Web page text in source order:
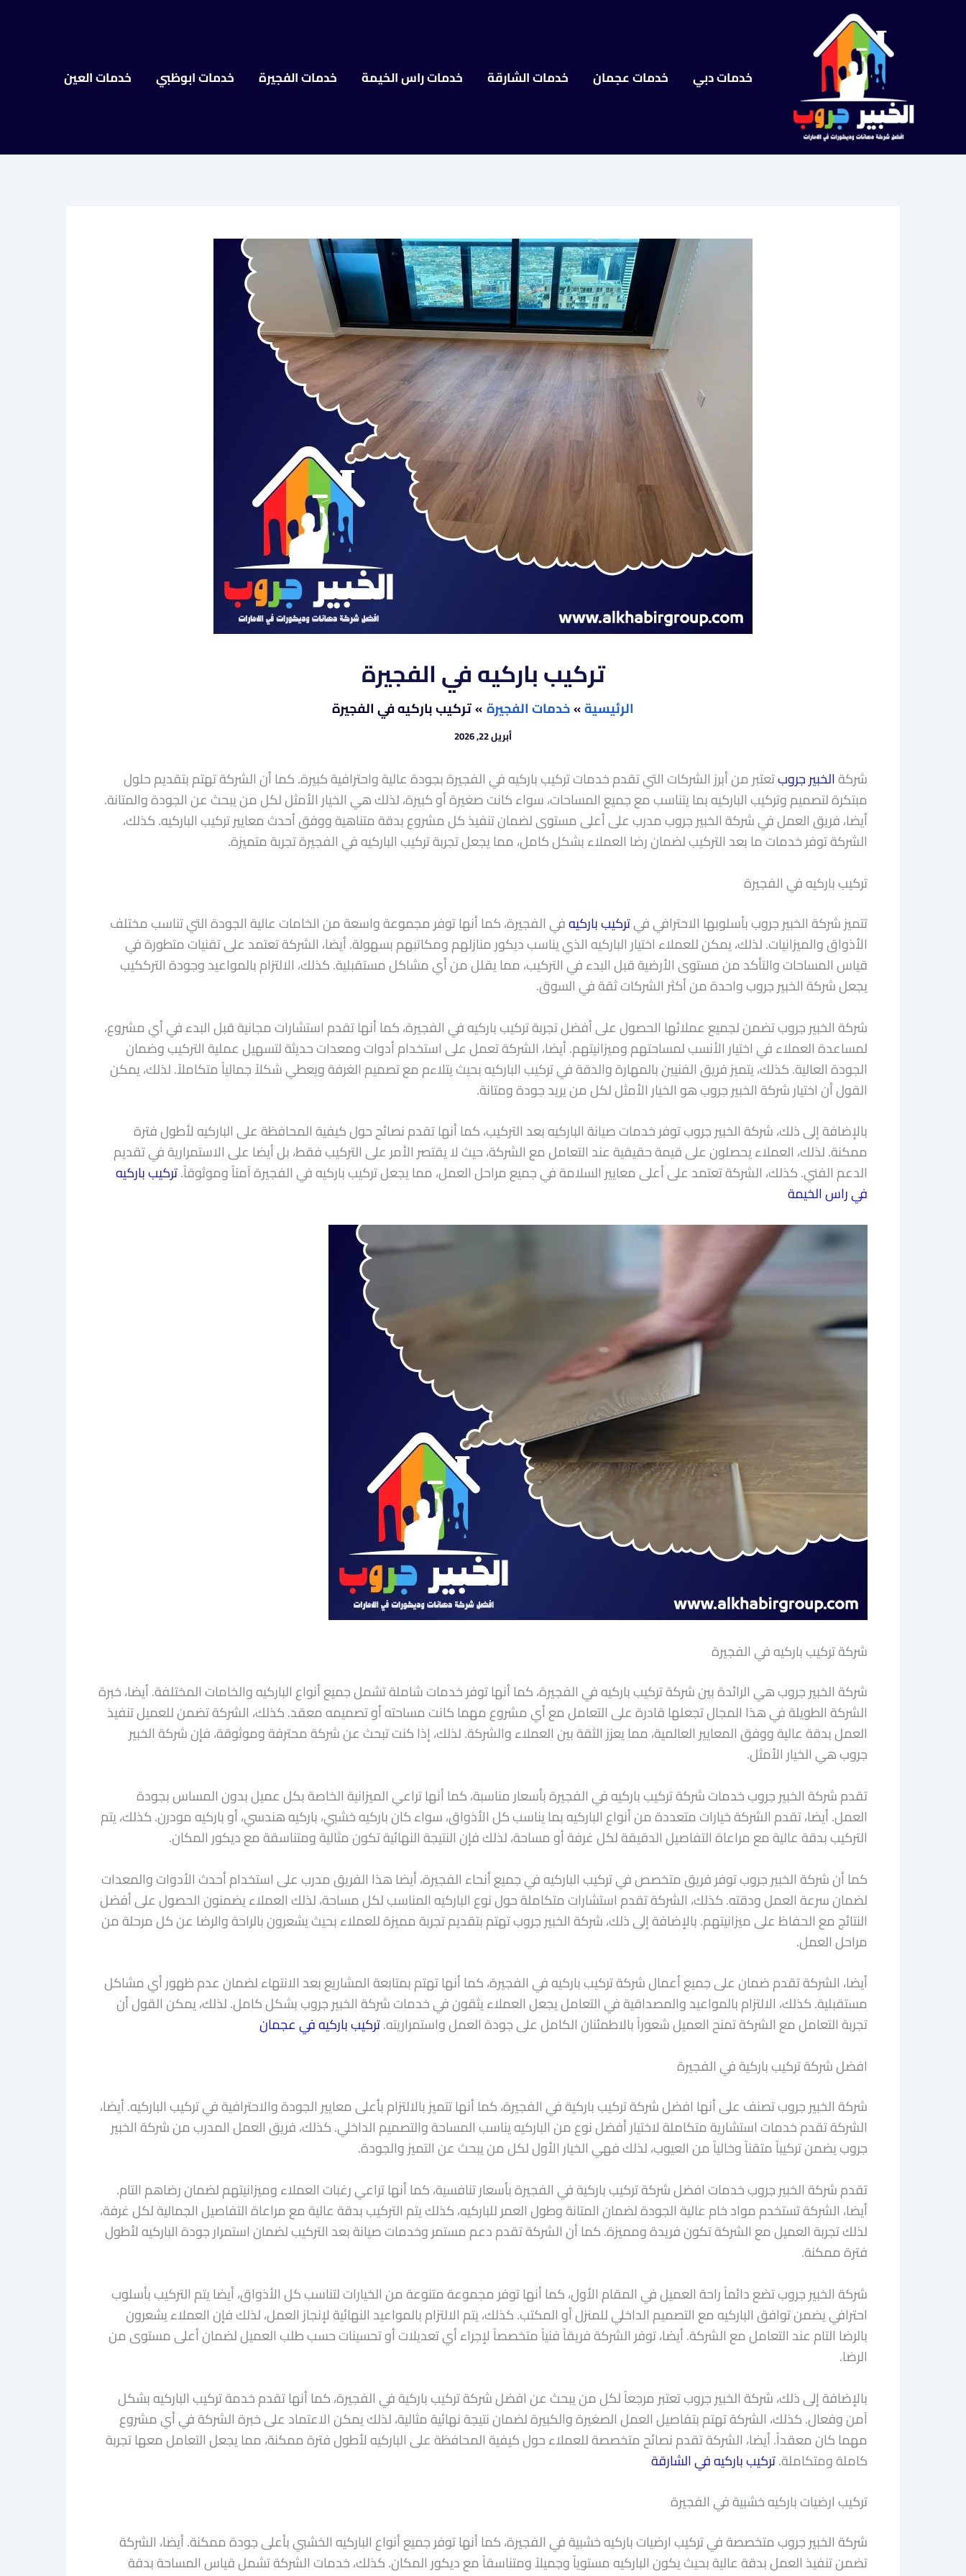
خدمات دبي خدمات عجمان خدمات الشارقة خدمات راس الخيمة خدمات الفجيرة خدمات ابوظبي خدمات العين
تركيب باركيه في الفجيرة
الرئيسية خدمات الفجيرة تركيب باركيه في الفجيرة
أبريل 22, 2026
شركةالخبير جروبتعتبر من أبرز الشركات التي تقدم خدمات تركيب باركيه في الفجيرة بجودة عالية واحترافية كبيرة. كما أن الشركة تهتم بتقديم حلول
مبتكرة لتصميم وتركيب الباركيه بما يتناسب مع جميع المساحات، سواء كانت صغيرة أو كبيرة، لذلك هي الخيار الأمثل لكل من يبحث عن الجودة والمتانة.
أيضا، فريق العمل في شركة الخبير جروب مدرب على أعلى مستوى لضمان تنفيذ كل مشروع بدقة متناهية ووفق أحدث معايير تركيب الباركيه. كذلك،
الشركة توفر خدمات ما بعد التركيب لضمان رضا العملاء بشكل كامل، مما يجعل تجربة تركيب الباركيه في الفجيرة تجربة متميزة.
تركيب باركيه في الفجيرة
تتميز شركة الخبير جروب بأسلوبها الاحترافي فيتركيب باركيهفي الفجيرة، كما أنها توفر مجموعة واسعة من الخامات عالية الجودة التي تناسب مختلف
الأذواق والميزانيات. لذلك، يمكن للعملاء اختيار الباركيه الذي يناسب ديكور منازلهم ومكاتبهم بسهولة. أيضا، الشركة تعتمد على تقنيات متطورة في
قياس المساحات والتأكد من مستوى الأرضية قبل البدء في التركيب، مما يقلل من أي مشاكل مستقبلية. كذلك، الالتزام بالمواعيد وجودة الترككيب
يجعل شركة الخبير جروب واحدة من أكثر الشركات ثقة في السوق.
شركة الخبير جروب تضمن لجميع عملائها الحصول على أفضل تجربة تركيب باركيه في الفجيرة، كما أنها تقدم استشارات مجانية قبل البدء في أي مشروع،
لمساعدة العملاء في اختيار الأنسب لمساحتهم وميزانيتهم. أيضا، الشركة تعمل على استخدام أدوات ومعدات حديثة لتسهيل عملية التركيب وضمان
الجودة العالية. كذلك، يتميز فريق الفنيين بالمهارة والدقة في تركيب الباركيه بحيث يتلاءم مع تصميم الغرفة ويعطي شكلاً جمالياً متكاملاً. لذلك، يمكن
القول أن اختيار شركة الخبير جروب هو الخيار الأمثل لكل من يريد جودة ومتانة.
بالإضافة إلى ذلك، شركة الخبير جروب توفر خدمات صيانة الباركيه بعد التركيب، كما أنها تقدم نصائح حول كيفية المحافظة على الباركيه لأطول فترة
ممكنة. لذلك، العملاء يحصلون على قيمة حقيقية عند التعامل مع الشركة، حيث لا يقتصر الأمر على التركيب فقط، بل أيضا على الاستمرارية في تقديم
الدعم الفني. كذلك، الشركة تعتمد على أعلى معايير السلامة في جميع مراحل العمل، مما يجعل تركيب باركيه في الفجيرة آمناً وموثوقاً.تركيب باركيه
في راس الخيمة
شركة تركيب باركيه في الفجيرة
شركة الخبير جروب هي الرائدة بين شركة تركيب باركيه في الفجيرة، كما أنها توفر خدمات شاملة تشمل جميع أنواع الباركيه والخامات المختلفة. أيضا، خبرة
الشركة الطويلة في هذا المجال تجعلها قادرة على التعامل مع أي مشروع مهما كانت مساحته أو تصميمه معقد. كذلك، الشركة تضمن للعميل تنفيذ
العمل بدقة عالية ووفق المعايير العالمية، مما يعزز الثقة بين العملاء والشركة. لذلك، إذا كنت تبحث عن شركة محترفة وموثوقة، فإن شركة الخبير
جروب هي الخيار الأمثل.
تقدم شركة الخبير جروب خدمات شركة تركيب باركيه في الفجيرة بأسعار مناسبة، كما أنها تراعي الميزانية الخاصة بكل عميل بدون المساس بجودة
العمل. أيضا، تقدم الشركة خيارات متعددة من أنواع الباركيه بما يناسب كل الأذواق، سواء كان باركيه خشبي، باركيه هندسي، أو باركيه مودرن. كذلك، يتم
التركيب بدقة عالية مع مراعاة التفاصيل الدقيقة لكل غرفة أو مساحة، لذلك فإن النتيجة النهائية تكون مثالية ومتناسقة مع ديكور المكان.
كما أن شركة الخبير جروب توفر فريق متخصص في تركيب الباركيه في جميع أنحاء الفجيرة، أيضا هذا الفريق مدرب على استخدام أحدث الأدوات والمعدات
لضمان سرعة العمل ودقته. كذلك، الشركة تقدم استشارات متكاملة حول نوع الباركيه المناسب لكل مساحة، لذلك العملاء يضمنون الحصول على أفضل
النتائج مع الحفاظ على ميزانيتهم. بالإضافة إلى ذلك، شركة الخبير جروب تهتم بتقديم تجربة مميزة للعملاء بحيث يشعرون بالراحة والرضا عن كل مرحلة من
مراحل العمل.
أيضا، الشركة تقدم ضمان على جميع أعمال شركة تركيب باركيه في الفجيرة، كما أنها تهتم بمتابعة المشاريع بعد الانتهاء لضمان عدم ظهور أي مشاكل
مستقبلية. كذلك، الالتزام بالمواعيد والمصداقية في التعامل يجعل العملاء يثقون في خدمات شركة الخبير جروب بشكل كامل. لذلك، يمكن القول أن
تجربة التعامل مع الشركة تمنح العميل شعوراً بالاطمئنان الكامل على جودة العمل واستمراريته.تركيب باركيه في عجمان
افضل شركة تركيب باركية في الفجيرة
شركة الخبير جروب تصنف على أنها افضل شركة تركيب باركية في الفجيرة، كما أنها تتميز بالالتزام بأعلى معايير الجودة والاحترافية في تركيب الباركيه. أيضا،
الشركة تقدم خدمات استشارية متكاملة لاختيار أفضل نوع من الباركيه يناسب المساحة والتصميم الداخلي. كذلك، فريق العمل المدرب من شركة الخبير
جروب يضمن تركيباً متقناً وخالياً من العيوب، لذلك فهي الخيار الأول لكل من يبحث عن التميز والجودة.
تقدم شركة الخبير جروب خدمات افضل شركة تركيب باركية في الفجيرة بأسعار تنافسية، كما أنها تراعي رغبات العملاء وميزانيتهم لضمان رضاهم التام.
أيضا، الشركة تستخدم مواد خام عالية الجودة لضمان المتانة وطول العمر للباركيه، كذلك يتم التركيب بدقة عالية مع مراعاة التفاصيل الجمالية لكل غرفة،
لذلك تجربة العميل مع الشركة تكون فريدة ومميزة. كما أن الشركة تقدم دعم مستمر وخدمات صيانة بعد التركيب لضمان استمرار جودة الباركيه لأطول
فترة ممكنة.
شركة الخبير جروب تضع دائماً راحة العميل في المقام الأول، كما أنها توفر مجموعة متنوعة من الخيارات لتناسب كل الأذواق، أيضا يتم التركيب بأسلوب
احترافي يضمن توافق الباركيه مع التصميم الداخلي للمنزل أو المكتب. كذلك، يتم الالتزام بالمواعيد النهائية لإنجاز العمل، لذلك فإن العملاء يشعرون
بالرضا التام عند التعامل مع الشركة. أيضا، توفر الشركة فريقاً فنياً متخصصاً لإجراء أي تعديلات أو تحسينات حسب طلب العميل لضمان أعلى مستوى من
الرضا.
بالإضافة إلى ذلك، شركة الخبير جروب تعتبر مرجعاً لكل من يبحث عن افضل شركة تركيب باركية في الفجيرة، كما أنها تقدم خدمة تركيب الباركيه بشكل
آمن وفعال. كذلك، الشركة تهتم بتفاصيل العمل الصغيرة والكبيرة لضمان نتيجة نهائية مثالية، لذلك يمكن الاعتماد على خبرة الشركة في أي مشروع
مهما كان معقداً. أيضا، الشركة تقدم نصائح متخصصة للعملاء حول كيفية المحافظة على الباركيه لأطول فترة ممكنة، مما يجعل التعامل معها تجربة
كاملة ومتكاملة.تركيب باركيه في الشارقة
تركيب ارضيات باركيه خشبية في الفجيرة
شركة الخبير جروب متخصصة في تركيب ارضيات باركيه خشبية في الفجيرة، كما أنها توفر جميع أنواع الباركيه الخشبي بأعلى جودة ممكنة. أيضا، الشركة
تضمن تنفيذ العمل بدقة عالية بحيث يكون الباركيه مستوياً وجميلاً ومتناسقاً مع ديكور المكان. كذلك، خدمات الشركة تشمل قياس المساحة بدقة